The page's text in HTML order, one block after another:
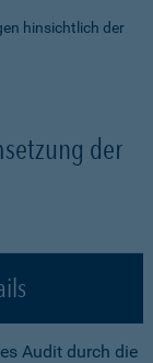
hinsichtlich der
der
Audit durch die